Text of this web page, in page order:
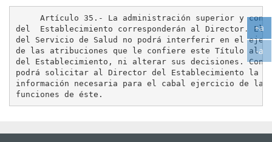
Artículo 35.- La administración superior y
del  Establecimiento corresponderán al Director.
del Servicio de Salud no podrá interferir en el
de las atribuciones que le confiere este Título al
del Establecimiento, ni alterar sus decisiones.
podrá solicitar al Director del Establecimiento la
información necesaria para el cabal ejercicio de las
+a
-a